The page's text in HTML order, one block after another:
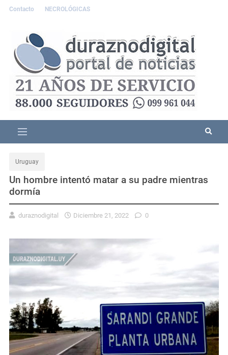
Contacto NECROLÓGICAS
Uruguay
Un hombre intentó matar a su padre mientras
dormía
duraznodigital Diciembre 21, 2022 0